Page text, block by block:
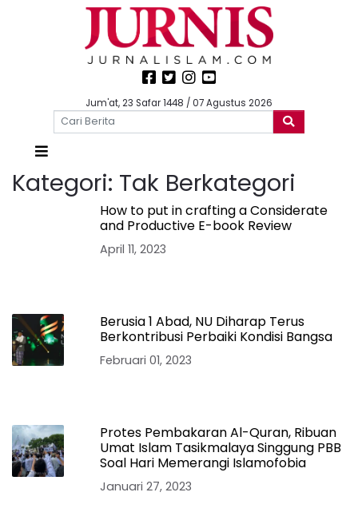
Jum'at, 23 Safar 1448 / 07 Agustus 2026
Kategori: Tak Berkategori
How to put in crafting a Considerate
and Productive E-book Review
April 11, 2023
Berusia 1 Abad, NU Diharap Terus
Berkontribusi Perbaiki Kondisi Bangsa
Februari 01, 2023
Protes Pembakaran Al-Quran, Ribuan
Umat Islam Tasikmalaya Singgung PBB
Soal Hari Memerangi Islamofobia
Januari 27, 2023